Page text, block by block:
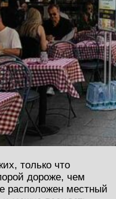
только что
дороже, чем
расположен местный